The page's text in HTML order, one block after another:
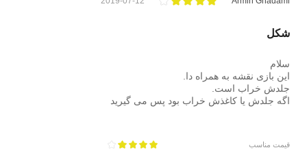
شکل
سلام
این بازی نقشه به همراه دا.
جلدش خراب است.
اگه جلدش یا کاغذش خراب بود پس می گیرید
قیمت مناسب